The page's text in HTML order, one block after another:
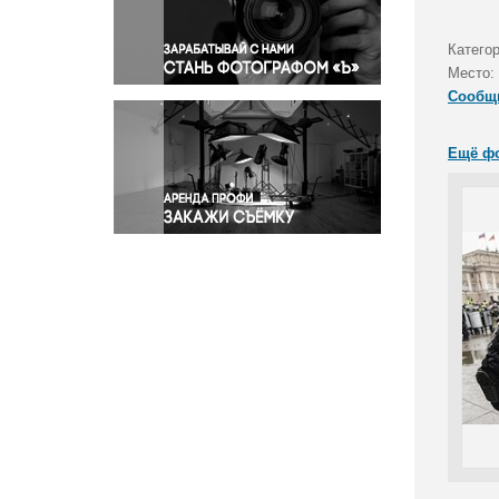
Правосудие
Происшествия и конфликты
Религия
Светская жизнь
Спорт
Экология
Экономика и бизнес
Место:
Ещё